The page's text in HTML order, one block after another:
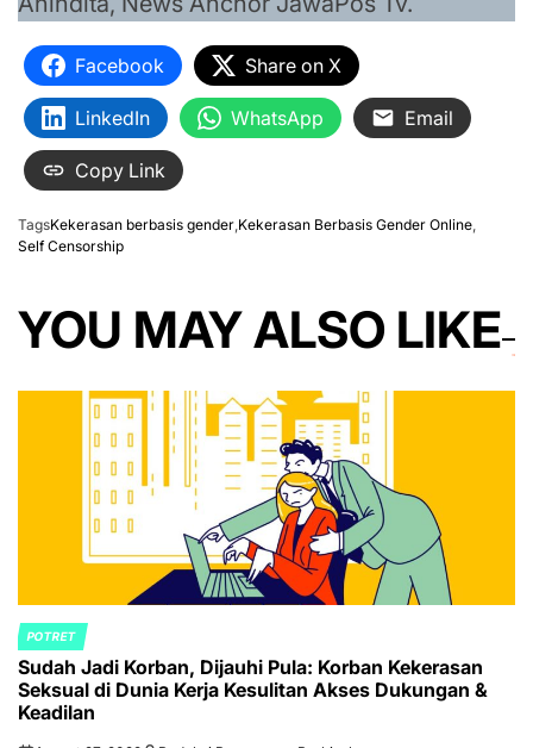
Facebook Share on X
LinkedIn WhatsApp Email
Copy Link
TagsKekerasan berbasis gender,Kekerasan Berbasis Gender Online,
Self Censorship
YOU MAY ALSO LIKE
POSTED
IN
POTRET
Sudah Jadi Korban, Dijauhi Pula: Korban Kekerasan
Seksual di Dunia Kerja Kesulitan Akses Dukungan &
Keadilan